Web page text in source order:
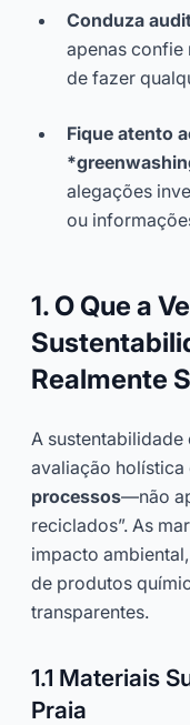
Conduza
apenas confie
de fazer
Fique atento
alegações
ou
1. O Que a
Realmente
A sustentabilidade
avaliação holística
processos—não
reciclados”. As
impacto
de produtos
transparentes.
1.1 Materiais
Praia